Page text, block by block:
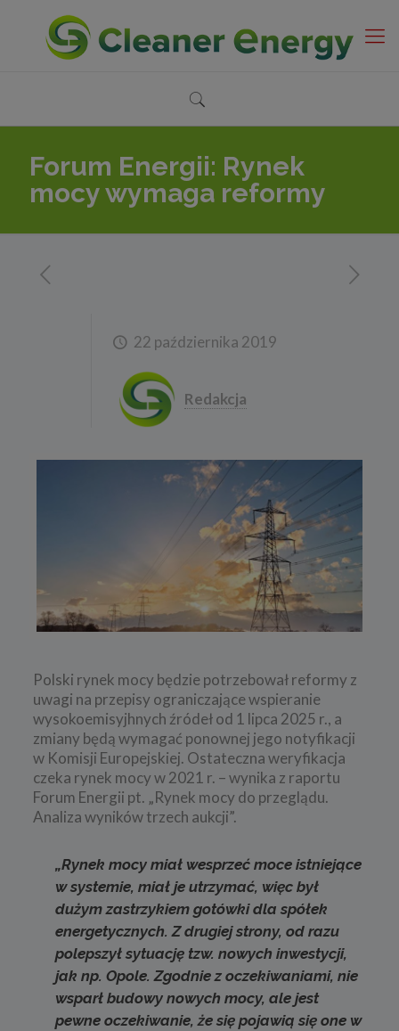
Forum Energii: Rynek
mocy wymaga reformy
22 października 2019
Redakcja
Polski rynek mocy będzie potrzebował reformy z
uwagi na przepisy ograniczające wspieranie
wysokoemisyjhnych źródeł od 1 lipca 2025 r., a
zmiany będą wymagać ponownej jego notyfikacji
w Komisji Europejskiej. Ostateczna weryfikacja
czeka rynek mocy w 2021 r. – wynika z raportu
Forum Energii pt. „Rynek mocy do przeglądu.
Analiza wyników trzech aukcji”.
„Rynek mocy miał wesprzeć moce istniejące
w systemie, miał je utrzymać, więc był
dużym zastrzykiem gotówki dla spółek
energetycznych. Z drugiej strony, od razu
polepszył sytuację tzw. nowych inwestycji,
jak np. Opole. Zgodnie z oczekiwaniami, nie
wsparł budowy nowych mocy, ale jest
pewne oczekiwanie, że się pojawią się one w